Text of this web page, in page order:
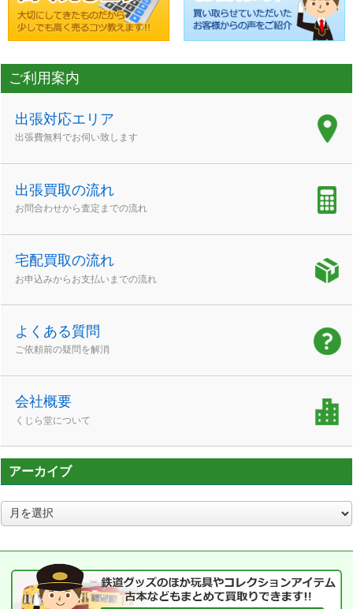
ご利用案内
出張対応エリア
出張費無料でお伺い致します
出張買取の流れ
お問合わせから査定までの流れ
宅配買取の流れ
お申込みからお支払いまでの流れ
よくある質問
ご依頼前の疑問を解消
会社概要
くじら堂について
アーカイブ
ア
ー
ブ